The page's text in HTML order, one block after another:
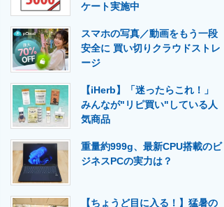
・活用を支援
専門メディア 建設×テクノロジーの最前線
ケート実施中
スマホの写真／動画をもう一段
安全に 買い切りクラウドストレ
ージ
【iHerb】「迷ったらこれ！」
みんなが"リピ買い"している人
気商品
重量約999g、最新CPU搭載のビ
ジネスPCの実力は？
【ちょうど目に入る！】猛暑の